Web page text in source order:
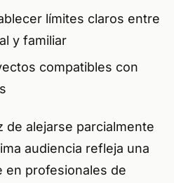
límites claros entre
y familiar
compatibles con
de alejarse parcialmente
audiencia refleja una
en profesionales de